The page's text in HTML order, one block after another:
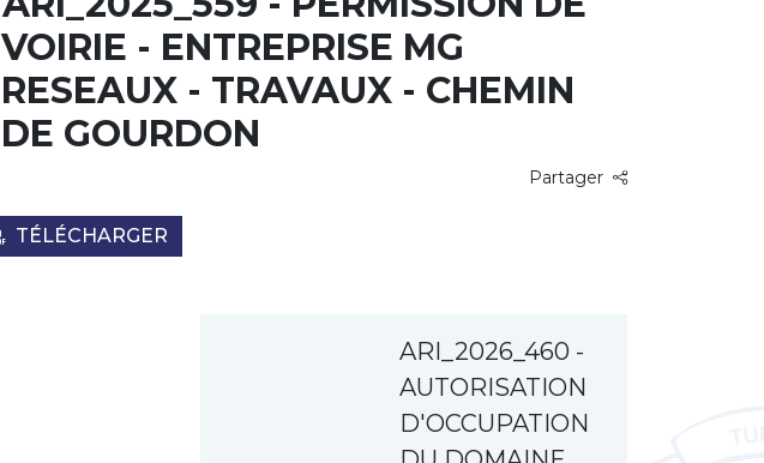
VOIRIE - ENTREPRISE MG
RESEAUX - TRAVAUX - CHEMIN
DE GOURDON
Partager
TÉLÉCHARGER
ARI_2026_460 -
AUTORISATION
D'OCCUPATION